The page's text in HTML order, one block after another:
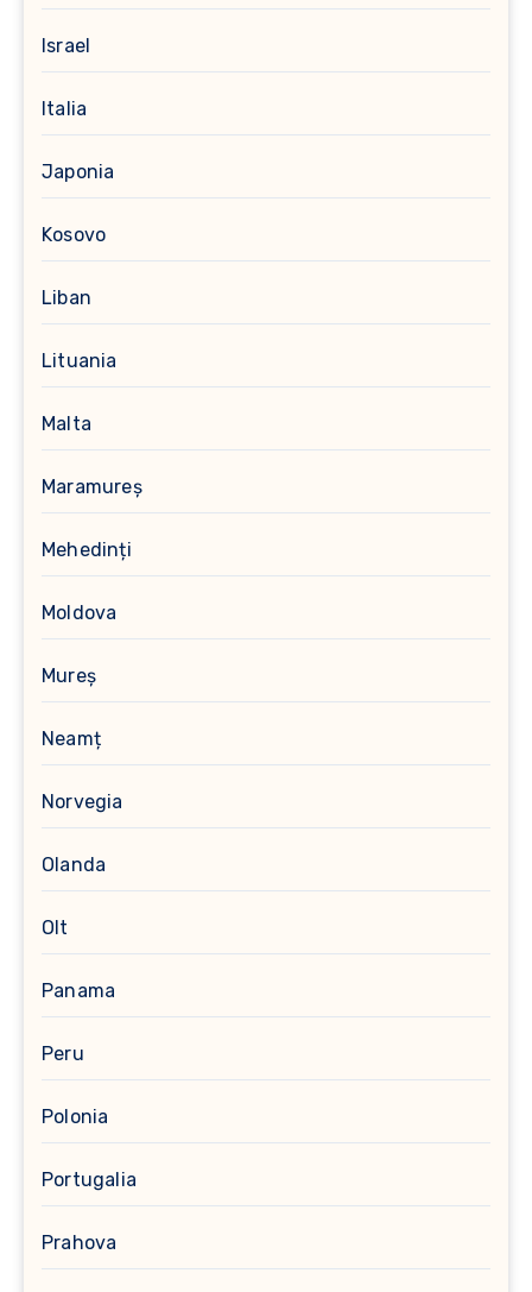
Israel
Italia
Japonia
Kosovo
Liban
Lituania
Malta
Maramureș
Mehedinți
Moldova
Mureș
Neamț
Norvegia
Olanda
Olt
Panama
Peru
Polonia
Portugalia
Prahova